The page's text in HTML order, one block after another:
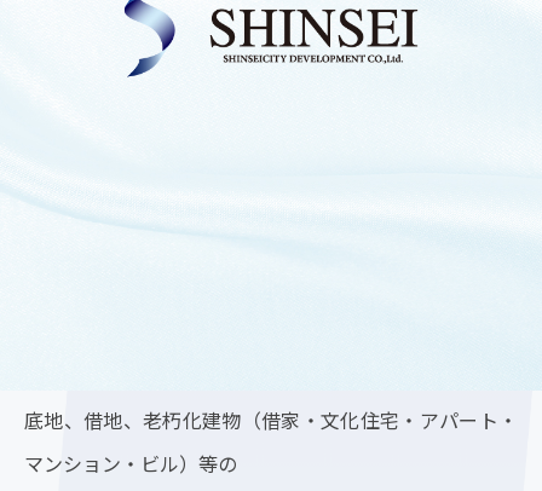
■権利関係：借地権 1軒
底地、借地、老朽化建物（借家・文化住宅・アパート・
マンション・ビル）等の